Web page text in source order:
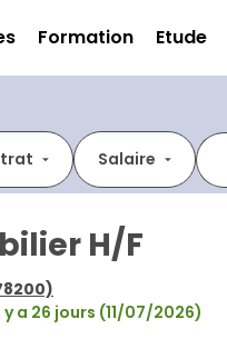
Formation Etude
Salaire
H/F
y a 26 jours (11/07/2026)